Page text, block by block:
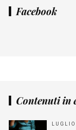
Facebook
Contenuti in